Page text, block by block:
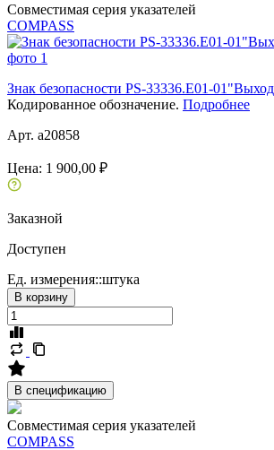
Совместимая серия указателей
COMPASS
Знак безопасности PS-33336.E01-
Кодированное обозначение. Подробнее
Арт. a20858
Цена: 1 900,00 ₽
Заказной
Доступен
Ед. измерения::штука
В корзину
В спецификацию
Совместимая серия указателей
COMPASS